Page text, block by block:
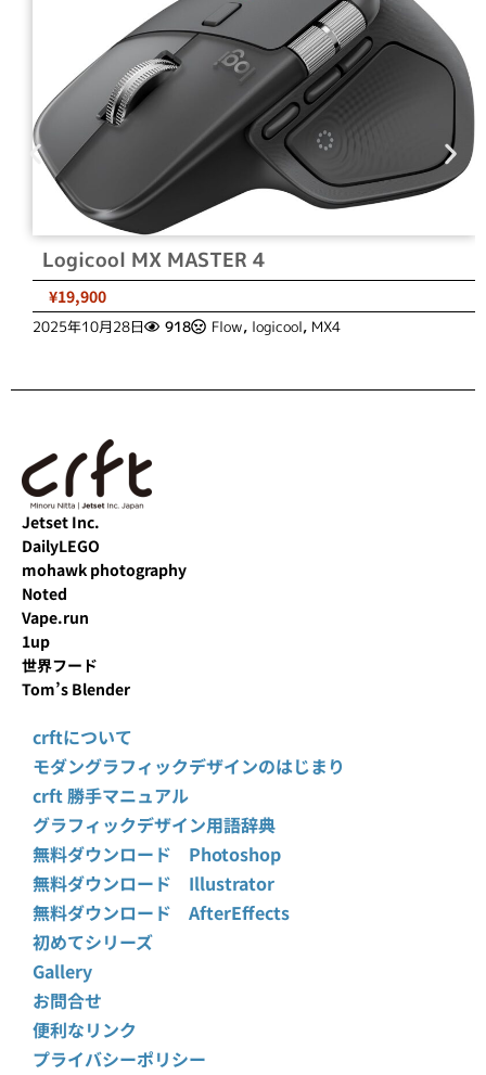
Logicool MX MASTER 4
¥19,900
2025年10月28日 918 Flow, logicool, MX4
Jetset Inc.
DailyLEGO
mohawk photography
Noted
Vape.run
1up
世界フード
Tom’s Blender
crftについて
モダングラフィックデザインのはじまり
crft 勝手マニュアル
グラフィックデザイン用語辞典
無料ダウンロード Photoshop
無料ダウンロード Illustrator
無料ダウンロード AfterEffects
初めてシリーズ
Gallery
お問合せ
便利なリンク
プライバシーポリシー